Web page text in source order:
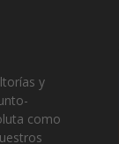
y
como